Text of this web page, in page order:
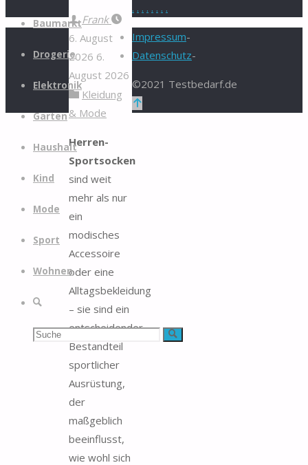
Zum
springen
Baumarkt
Drogerie
Elektronik
Garten
Haushalt
Kind
Mode
Sport
Wohnen
Suchen Suche
Frank
6. August
2026 6.
August 2026
Kleidung
& Mode
Herren-
Sportsocken
sind weit
mehr als nur
ein
modisches
Accessoire
oder eine
Alltagsbekleidung
– sie sind ein
entscheidender
Bestandteil
sportlicher
Ausrüstung,
der
maßgeblich
beeinflusst,
wie wohl sich
. . . . . . . .
Impressum-
Datenschutz-
©2021 Testbedarf.de
Zurück